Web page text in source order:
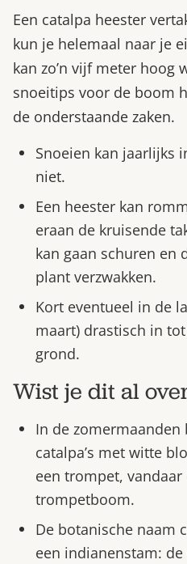
Een catalpa heester
kun je helemaal naar je
kan zo’n vijf meter hoog
snoeitips voor de boom
de onderstaande zaken.
Snoeien kan jaarlijks
niet.
Een heester kan
eraan de kruisende
kan gaan schuren en
plant verzwakken.
Kort eventueel in de
maart) drastisch in
grond.
Wist je dit al
In de zomermaanden
catalpa’s met witte
een trompet, vandaar
trompetboom.
De botanische naam
een indianenstam: